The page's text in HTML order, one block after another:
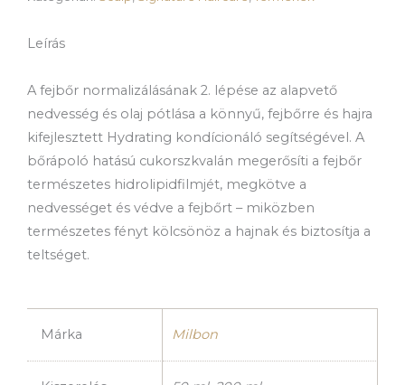
Leírás
A fejbőr normalizálásának 2. lépése az alapvető
nedvesség és olaj pótlása a könnyű, fejbőrre és hajra
kifejlesztett Hydrating kondícionáló segítségével. A
bőrápoló hatású cukorszkvalán megerősíti a fejbőr
természetes hidrolipidfilmjét, megkötve a
nedvességet és védve a fejbőrt – miközben
természetes fényt kölcsönöz a hajnak és biztosítja a
teltséget.
Márka Milbon